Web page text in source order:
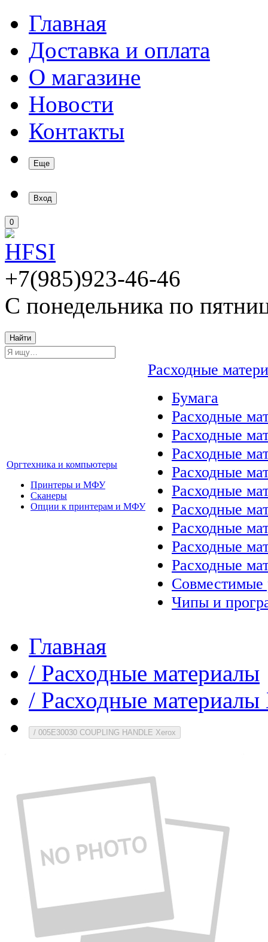
Главная
Доставка и оплата
О магазине
Новости
Контакты
Еще
Вход
0
+7(985)923-46-46
С понедельника по
Найти
Оргтехника и компьютеры
Принтеры и МФУ
Сканеры
Опции к принтерам и МФУ
Расходные
Бумага
Расходные
Расходные
Расходные
Расходные
Расходные
Расходные
Расходные
Расходные
Расходные
Совместимые
Чипы и
Главная
/ Расходные материалы
/ Расходные
/ 005E30030 COUPLING HANDLE Xerox